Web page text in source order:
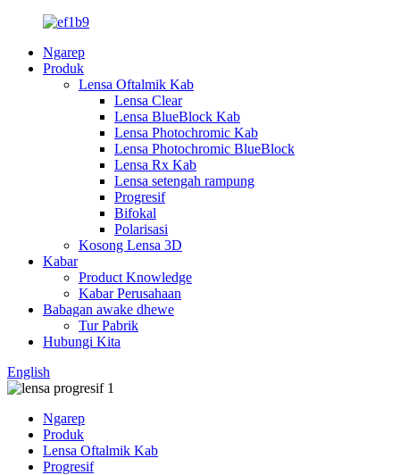
Ngarep
Produk
Lensa Oftalmik Kab
Lensa Clear
Lensa BlueBlock Kab
Lensa Photochromic Kab
Lensa Photochromic BlueBlock
Lensa Rx Kab
Lensa setengah rampung
Progresif
Bifokal
Polarisasi
Kosong Lensa 3D
Kabar
Product Knowledge
Kabar Perusahaan
Babagan awake dhewe
Tur Pabrik
Hubungi Kita
English
Ngarep
Produk
Lensa Oftalmik Kab
Progresif